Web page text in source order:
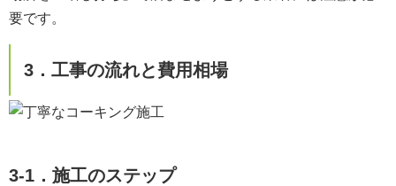
要です。
3．工事の流れと費用相場
3-1．施工のステップ